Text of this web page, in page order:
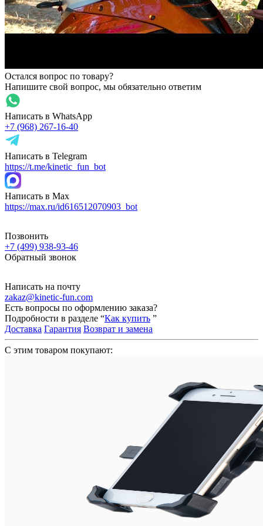
Остался вопрос по товару?
Напишите свой вопрос, мы обязательно ответим
Написать в WhatsApp
+7 (968) 267-16-40
Написать в Telegram
https://t.me/kinetic_fun_bot
Написать в Max
https://max.ru/id616512070903_bot
Позвонить
+7 (499) 938-93-46
Обратный звонок
Написать на почту
zakaz@kinetic-fun.com
Есть вопросы по оформлению заказа?
Подробности в разделе “Как купить ”
Доставка Гарантия Возврат и замена
С этим товаром покупают: